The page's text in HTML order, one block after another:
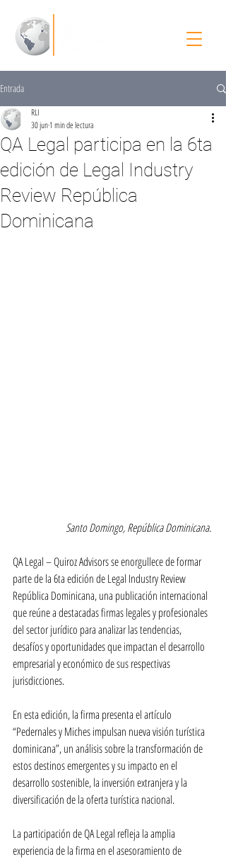
Entrada
QA Legal participa en la 6ta
edición de Legal Industry
Review República
Dominicana
RLI
30 jun1 min de lectura
Santo Domingo, República Dominicana.
QA Legal – Quiroz Advisors se enorgullece de formar
parte de la 6ta edición de Legal Industry Review
República Dominicana, una publicación internacional
que reúne a destacadas firmas legales y profesionales
del sector jurídico para analizar las tendencias,
desafíos y oportunidades que impactan el desarrollo
empresarial y económico de sus respectivas
jurisdicciones.
En esta edición, la firma presenta el artículo
“Pedernales y Miches impulsan nueva visión turística
dominicana”, un análisis sobre la transformación de
estos destinos emergentes y su impacto en el
desarrollo sostenible, la inversión extranjera y la
diversificación de la oferta turística nacional.
La participación de QA Legal refleja la amplia
experiencia de la firma en el asesoramiento de